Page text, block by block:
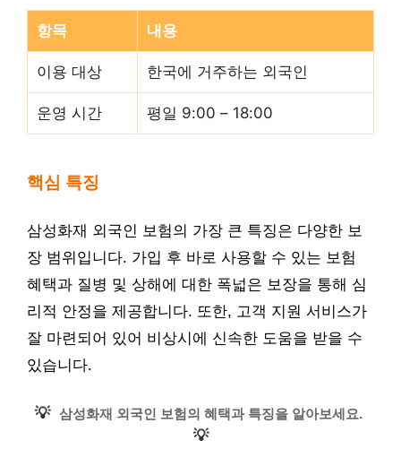
항목 내용
이용 대상 한국에 거주하는 외국인
운영 시간 평일 9:00 – 18:00
핵심 특징
삼성화재 외국인 보험의 가장 큰 특징은 다양한 보
장 범위입니다. 가입 후 바로 사용할 수 있는 보험
혜택과 질병 및 상해에 대한 폭넓은 보장을 통해 심
리적 안정을 제공합니다. 또한, 고객 지원 서비스가
잘 마련되어 있어 비상시에 신속한 도움을 받을 수
있습니다.
💡 삼성화재 외국인 보험의 혜택과 특징을 알아보세요.
💡